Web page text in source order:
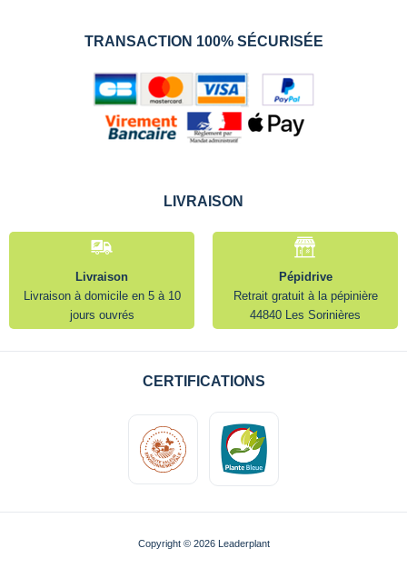
TRANSACTION 100% SÉCURISÉE
LIVRAISON
Livraison
Livraison à domicile en 5 à 10
jours ouvrés
Pépidrive
Retrait gratuit à la pépinière
44840 Les Sorinières
CERTIFICATIONS
Copyright © 2026 Leaderplant